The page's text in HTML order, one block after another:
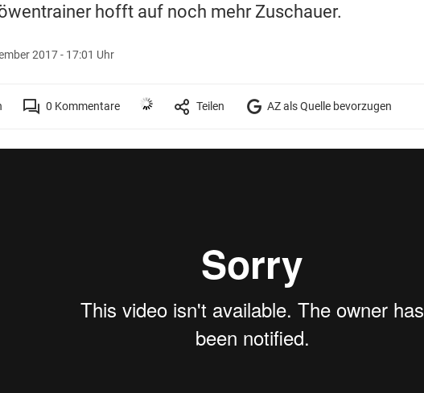
hofft auf noch mehr Zuschauer.
2017 - 17:01 Uhr
0 Kommentare Teilen AZ als Quelle bevorzugen